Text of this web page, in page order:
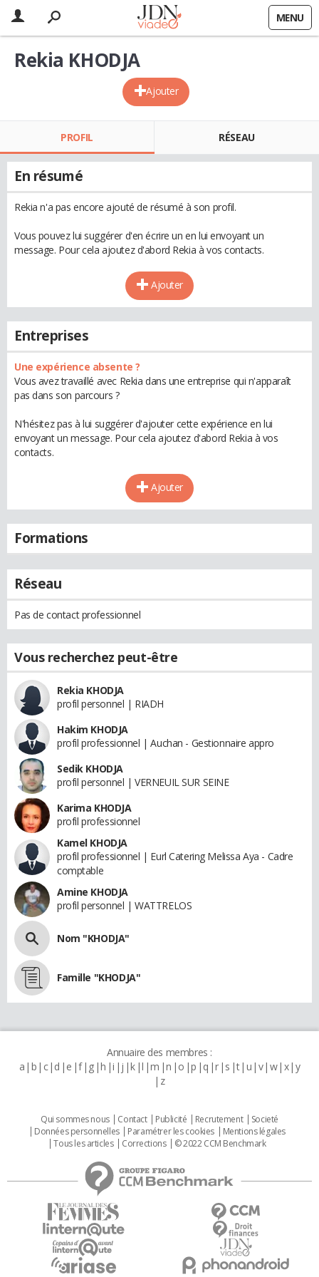
MENU
Ajouter
Rekia KHODJA
PROFIL RÉSEAU
En résumé
Rekia n'a pas encore ajouté de résumé à son profil.
Vous pouvez lui suggérer d'en écrire un en lui envoyant un
message. Pour cela ajoutez d'abord Rekia à vos contacts.
Ajouter
Entreprises
Une expérience absente ?
Vous avez travaillé avec Rekia dans une entreprise qui n'apparaît
pas dans son parcours ?
N'hésitez pas à lui suggérer d'ajouter cette expérience en lui
envoyant un message. Pour cela ajoutez d'abord Rekia à vos
contacts.
Ajouter
Formations
Réseau
Pas de contact professionnel
Vous recherchez peut-être
Rekia KHODJA
profil personnel | RIADH
Hakim KHODJA
profil professionnel | Auchan - Gestionnaire appro
Sedik KHODJA
profil personnel | VERNEUIL SUR SEINE
Karima KHODJA
profil professionnel
Kamel KHODJA
profil professionnel | Eurl Catering Melissa Aya - Cadre
comptable
Amine KHODJA
profil personnel | WATTRELOS
Nom "KHODJA"
Famille "KHODJA"
Annuaire des membres :
a b c d e f g h i j k l m n o p q r s t u v w x y
z
Qui sommes nous Contact Publicité Recrutement
Societé
Données personnelles
Paramétrer les cookies
Mentions légales
Tous les articles
Corrections © 2022 CCM Benchmark